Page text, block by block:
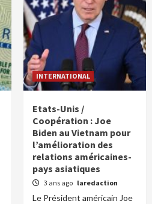
INTERNATIONAL
Etats-Unis /
Coopération : Joe
Biden au Vietnam pour
l’amélioration des
relations américaines-
pays asiatiques
3 ans ago laredaction
Le Président américain Joe